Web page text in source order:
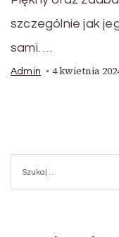
szczególnie jak
sami. …
Admin 4 kwietnia